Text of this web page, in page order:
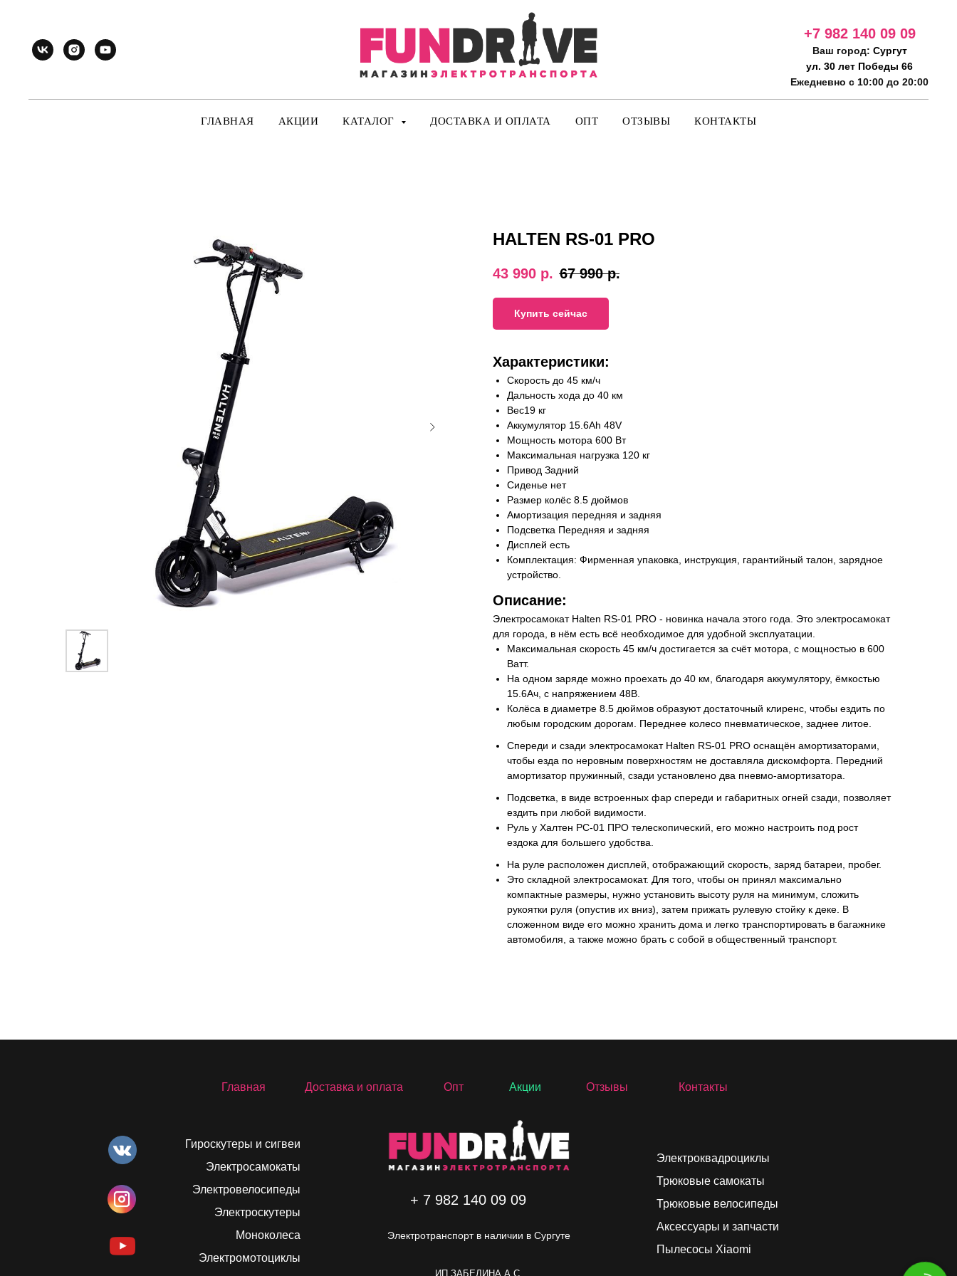
+7 982 140 09 09
Ваш город: Сургут
ул. 30 лет Победы 66
Ежедневно с 10:00 до 20:00
ГЛАВНАЯ АКЦИИ КАТАЛОГ ДОСТАВКА И ОПЛАТА ОПТ ОТЗЫВЫ КОНТАКТЫ
HALTEN RS-01 PRO
43 990 р. 67 990 р.
Купить сейчас
Характеристики:
Скорость до 45 км/ч
Дальность хода до 40 км
Вес19 кг
Аккумулятор 15.6Ah 48V
Мощность мотора 600 Вт
Максимальная нагрузка 120 кг
Привод Задний
Сиденье нет
Размер колёс 8.5 дюймов
Амортизация передняя и задняя
Подсветка Передняя и задняя
Дисплей есть
Комплектация: Фирменная упаковка, инструкция, гарантийный талон, зарядное
устройство.
Описание:
Электросамокат Halten RS-01 PRO - новинка начала этого года. Это электросамокат
для города, в нём есть всё необходимое для удобной эксплуатации.
Максимальная скорость 45 км/ч достигается за счёт мотора, с мощностью в 600
Ватт.
На одном заряде можно проехать до 40 км, благодаря аккумулятору, ёмкостью
15.6Ач, с напряжением 48В.
Колёса в диаметре 8.5 дюймов образуют достаточный клиренс, чтобы ездить по
любым городским дорогам. Переднее колесо пневматическое, заднее литое.
Спереди и сзади электросамокат Halten RS-01 PRO оснащён амортизаторами,
чтобы езда по неровным поверхностям не доставляла дискомфорта. Передний
амортизатор пружинный, сзади установлено два пневмо-амортизатора.
Подсветка, в виде встроенных фар спереди и габаритных огней сзади, позволяет
ездить при любой видимости.
Руль у Халтен РС-01 ПРО телескопический, его можно настроить под рост
ездока для большего удобства.
На руле расположен дисплей, отображающий скорость, заряд батареи, пробег.
Это складной электросамокат. Для того, чтобы он принял максимально
компактные размеры, нужно установить высоту руля на минимум, сложить
рукоятки руля (опустив их вниз), затем прижать рулевую стойку к деке. В
сложенном виде его можно хранить дома и легко транспортировать в багажнике
автомобиля, а также можно брать с собой в общественный транспорт.
Гироскутеры и сигвеи
Электросамокаты
Электровелосипеды
Электроскутеры
Моноколеса
Электромотоциклы
Электроквадроциклы
Трюковые самокаты
Трюковые велосипеды
Аксессуары и запчасти
Пылесосы Xiaomi
Главная Доставка и оплата Опт Отзывы
Акции Контакты
+ 7 982 140 09 09
Электротранспорт в наличии в Сургуте
ИП ЗАБЕЛИНА А.C.